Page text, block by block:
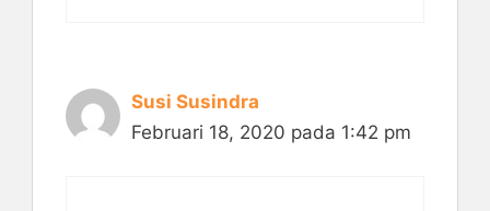
Susi Susindra
Februari 18, 2020 pada 1:42 pm